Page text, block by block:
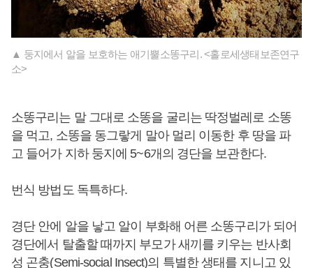
▲ 둥지에서 알을 보호하는 애기뿔소똥구리. <홀로세생태보존연구
소>
소똥구리는 말 그대로 소똥을 굴리는 딱정벌레로 소똥
을 먹고, 소똥을 동그랗게 말아 멀리 이동한 후 땅을 파
고 들어가 지하 둥지에 5~6개의 경단을 보관한다.
번식 방법도 독특하다.
경단 안에 알을 낳고 알이 부화해 어른 소똥구리가 되어
경단에서 탈출할 때까지 부모가 새끼를 키우는 반사회
성 곤충(Semi-social Insect)의 특별한 생태를 지니고 있